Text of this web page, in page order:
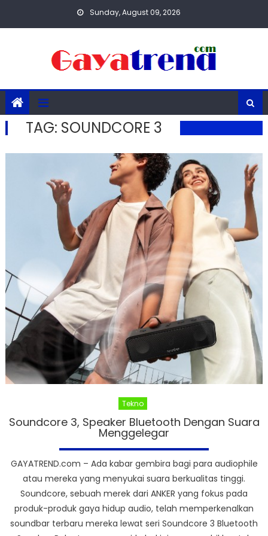
Sunday, August 09, 2026
TAG: SOUNDCORE 3
Tekno
Soundcore 3, Speaker Bluetooth Dengan Suara
Menggelegar
GAYATREND.com – Ada kabar gembira bagi para audiophile
atau mereka yang menyukai suara berkualitas tinggi.
Soundcore, sebuah merek dari ANKER yang fokus pada
produk-produk gaya hidup audio, telah memperkenalkan
soundbar terbaru mereka lewat seri Soundcore 3 Bluetooth